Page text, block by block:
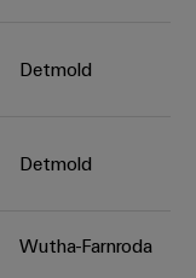
Entwicklung
Detmold
Detmold
Wutha-Farnroda